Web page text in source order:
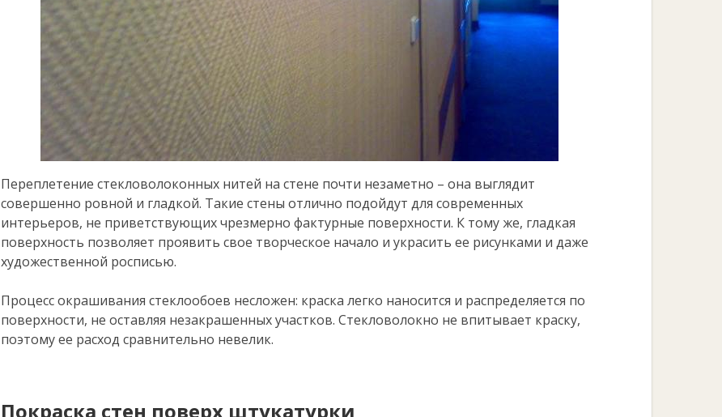
Переплетение стекловолоконных нитей на стене почти незаметно – она выглядит
совершенно ровной и гладкой. Такие стены отлично подойдут для современных
интерьеров, не приветствующих чрезмерно фактурные поверхности. К тому же, гладкая
поверхность позволяет проявить свое творческое начало и украсить ее рисунками и даже
художественной росписью.
Процесс окрашивания стеклообоев несложен: краска легко наносится и распределяется по
поверхности, не оставляя незакрашенных участков. Стекловолокно не впитывает краску,
поэтому ее расход сравнительно невелик.
Покраска стен поверх штукатурки